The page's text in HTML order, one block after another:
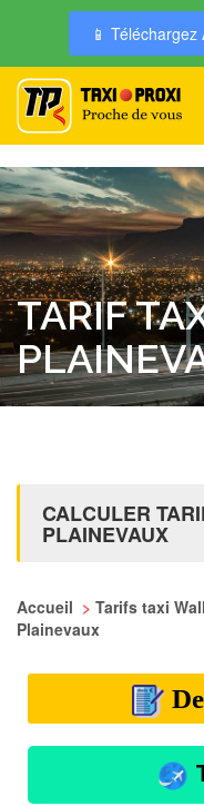
📱
TARIF
CALCULER
PLAINEVAUX
Accueil > Tarifs taxi
Plainevaux